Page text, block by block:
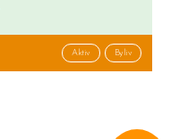
Aktiv Byliv